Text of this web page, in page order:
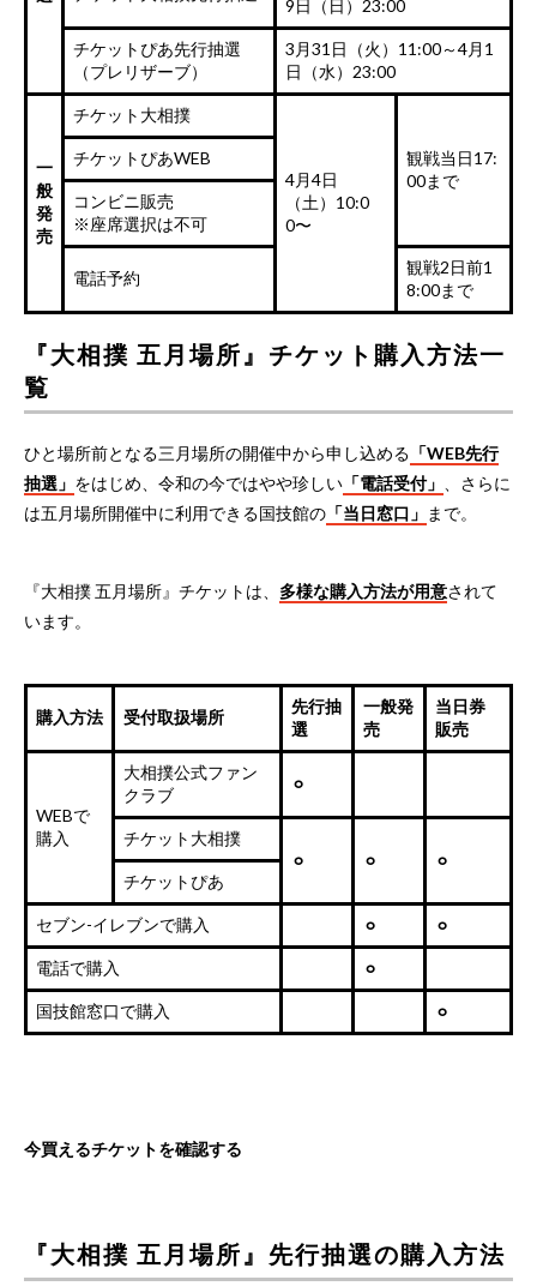
9日（日）23:00
チケットぴあ先行抽選
（プレリザーブ）
3月31日（火）11:00～4月1
日（水）23:00
一
般
発
売
チケット大相撲
4月4日
（土）10:0
0〜
観戦当日17:
00まで
チケットぴあWEB
コンビニ販売
※座席選択は不可
電話予約
観戦2日前1
8:00まで
『大相撲 五月場所』チケット購入方法一
覧
ひと場所前となる三月場所の開催中から申し込める 「WEB先行
抽選」 をはじめ、令和の今ではやや珍しい 「電話受付」
、さらに
は五月場所開催中に利用できる国技館の 「当日窓口」 まで。
『大相撲 五月場所』チケットは、 多様な購入方法が用意されて
います。
購入方法 受付取扱場所
先行抽
選
一般発
売
当日券
販売
WEBで
購入
大相撲公式ファン
クラブ
⚪︎
チケット大相撲
⚪︎
⚪︎
⚪︎
チケットぴあ
セブン-イレブンで購入 ⚪︎ ⚪︎
電話で購入 ⚪︎
国技館窓口で購入 ⚪︎
今買えるチケットを確認する
『大相撲 五月場所』先行抽選の購入方法